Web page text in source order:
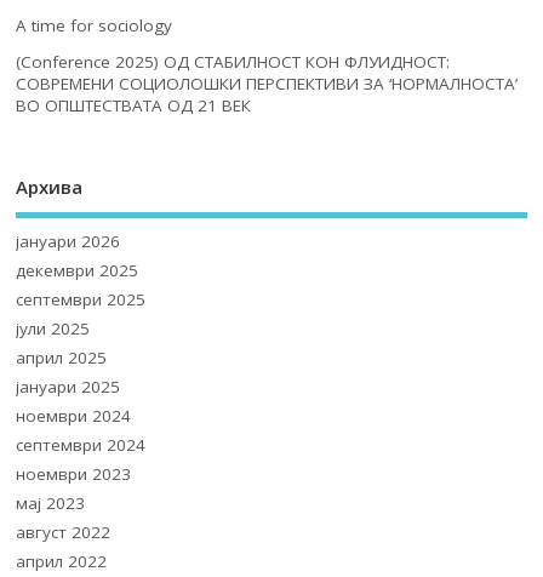
A time for sociology
(Conference 2025) ОД СТАБИЛНОСТ КОН ФЛУИДНОСТ:
СОВРЕМЕНИ СОЦИОЛОШКИ ПЕРСПЕКТИВИ ЗА ‘НОРМАЛНОСТА’
ВО ОПШТЕСТВАТА ОД 21 ВЕК
Архива
јануари 2026
декември 2025
септември 2025
јули 2025
април 2025
јануари 2025
ноември 2024
септември 2024
ноември 2023
мај 2023
август 2022
април 2022